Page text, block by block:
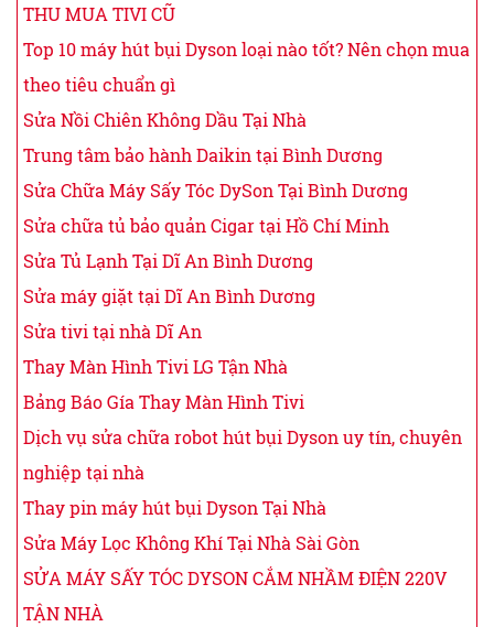
THU MUA TIVI CŨ
Top 10 máy hút bụi Dyson loại nào tốt? Nên chọn mua
theo tiêu chuẩn gì
Sửa Nồi Chiên Không Dầu Tại Nhà
Trung tâm bảo hành Daikin tại Bình Dương
Sửa Chữa Máy Sấy Tóc DySon Tại Bình Dương
Sửa chữa tủ bảo quản Cigar tại Hồ Chí Minh
Sửa Tủ Lạnh Tại Dĩ An Bình Dương
Sửa máy giặt tại Dĩ An Bình Dương
Sửa tivi tại nhà Dĩ An
Thay Màn Hình Tivi LG Tận Nhà
Bảng Báo Gía Thay Màn Hình Tivi
Dịch vụ sửa chữa robot hút bụi Dyson uy tín, chuyên
nghiệp tại nhà
Thay pin máy hút bụi Dyson Tại Nhà
Sửa Máy Lọc Không Khí Tại Nhà Sài Gòn
SỬA MÁY SẤY TÓC DYSON CẮM NHẦM ĐIỆN 220V
TẬN NHÀ